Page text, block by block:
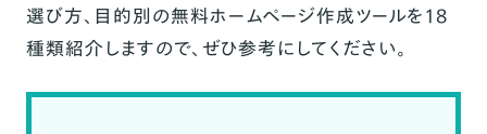
選び方、目的別の無料ホームページ作成ツールを18
種類紹介しますので、ぜひ参考にしてください。